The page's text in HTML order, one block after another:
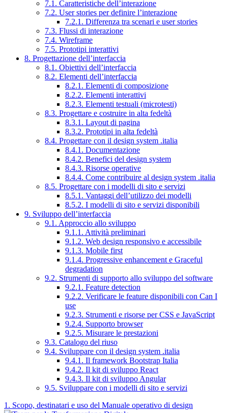
7.1. Caratteristiche dell’interazione
7.2. User stories per definire l’interazione
7.2.1. Differenza tra scenari e user stories
7.3. Flussi di interazione
7.4. Wireframe
7.5. Prototipi interattivi
8. Progettazione dell’interfaccia
8.1. Obiettivi dell’interfaccia
8.2. Elementi dell’interfaccia
8.2.1. Elementi di composizione
8.2.2. Elementi interattivi
8.2.3. Elementi testuali (microtesti)
8.3. Progettare e costruire in alta fedeltà
8.3.1. Layout di pagina
8.3.2. Prototipi in alta fedeltà
8.4. Progettare con il design system .italia
8.4.1. Documentazione
8.4.2. Benefici del design system
8.4.3. Risorse operative
8.4.4. Come contribuire al design system .italia
8.5. Progettare con i modelli di sito e servizi
8.5.1. Vantaggi dell’utilizzo dei modelli
8.5.2. I modelli di sito e servizi disponibili
9. Sviluppo dell’interfaccia
9.1. Approccio allo sviluppo
9.1.1. Attività preliminari
9.1.2. Web design responsivo e accessibile
9.1.3. Mobile first
9.1.4. Progressive enhancement e Graceful
degradation
9.2. Strumenti di supporto allo sviluppo del software
9.2.1. Feature detection
9.2.2. Verificare le feature disponibili con Can I
use
9.2.3. Strumenti e risorse per CSS e JavaScript
9.2.4. Supporto browser
9.2.5. Misurare le prestazioni
9.3. Catalogo del riuso
9.4. Sviluppare con il design system .italia
9.4.1. Il framework Bootstrap Italia
9.4.2. Il kit di sviluppo React
9.4.3. Il kit di sviluppo Angular
9.5. Sviluppare con i modelli di sito e servizi
1. Scopo, destinatari e uso del Manuale operativo di design